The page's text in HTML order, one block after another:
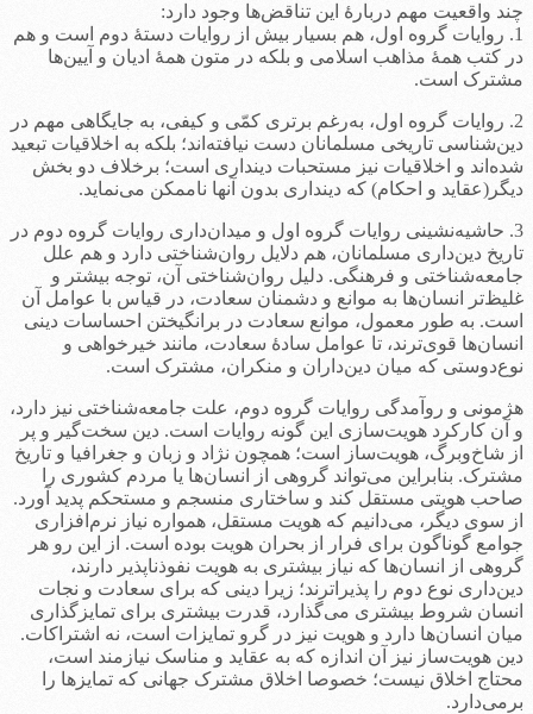
چند واقعیت مهم دربارۀ این تناقض‌ها وجود دارد:
1. روایات گروه اول، هم بسیار بیش از روایات دستۀ دوم است و هم
در کتب همۀ مذاهب اسلامی و بلکه در متون همۀ ادیان و آیین‌ها
مشترک است.
2. روایات گروه اول، به‌رغم برتری کمّی و کیفی، به جایگاهی مهم در
دین‌شناسی تاریخی مسلمانان دست نیافته‌اند؛ بلکه به اخلاقیات تبعید
شده‌اند و اخلاقیات نیز مستحبات دینداری است؛ برخلاف دو بخش
دیگر(عقاید و احکام) که دینداری بدون آنها ناممکن می‌نماید.
3. حاشیه‌نشینی روایات گروه اول و میدان‌داری روایات گروه دوم در
تاریخ دین‌داری مسلمانان، هم دلایل روان‌شناختی دارد و هم علل
جامعه‌شناختی و فرهنگی. دلیل روان‌شناختی آن، توجه بیشتر و
غلیظ‌تر انسان‌ها به موانع و دشمنان سعادت، در قیاس با عوامل آن
است. به طور معمول، موانع سعادت در برانگیختن احساسات دینی
انسان‌ها قوی‌ترند، تا عوامل سادۀ سعادت، مانند خیرخواهی و
نوع‌دوستی که میان دین‌داران و منکران، مشترک است.
هژمونی و روآمدگی روایات گروه دوم، علت جامعه‌شناختی نیز دارد،
و آن کارکرد هویت‌سازی این گونه روایات است. دین سخت‌گیر و پر
از شاخ‌وبرگ، هویت‌ساز است؛ همچون نژاد و زبان و جغرافیا و تاریخ
مشترک. بنابراین می‌تواند گروهی از انسان‌ها یا مردم کشوری را
صاحب هویتی مستقل کند و ساختاری منسجم و مستحکم پدید آورد.
از سوی دیگر، می‌دانیم که هویت مستقل، همواره نیاز نرم‌افزاری
جوامع گوناگون برای فرار از بحران هویت بوده است. از این رو هر
گروهی از انسان‌ها که نیاز بیشتری به هویت نفوذناپذیر دارند،
دین‌داری نوع دوم را پذیراترند؛ زیرا دینی که برای سعادت و نجات
انسان شروط بیشتری می‌گذارد، قدرت بیشتری برای تمایزگذاری
میان انسان‌ها دارد و هویت نیز در گرو تمایزات است، نه اشتراکات.
دین هویت‌ساز نیز آن اندازه که به عقاید و مناسک نیازمند است،
محتاج اخلاق نیست؛ خصوصا اخلاق مشترک جهانی که تمایزها را
برمی‌دارد.